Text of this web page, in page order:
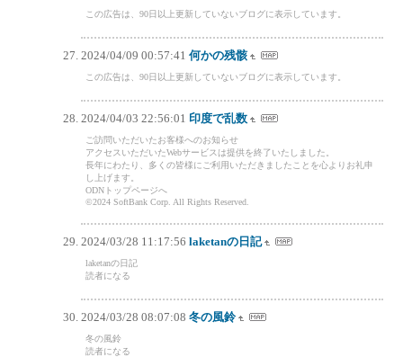
この広告は、90日以上更新していないブログに表示しています。
2024/04/09 00:57:41 何かの残骸
この広告は、90日以上更新していないブログに表示しています。
2024/04/03 22:56:01 印度で乱数
ご訪問いただいたお客様へのお知らせ
アクセスいただいたWebサービスは提供を終了いたしました。
長年にわたり、多くの皆様にご利用いただきましたことを心よりお礼申
し上げます。
ODNトップページへ
©2024 SoftBank Corp. All Rights Reserved.
2024/03/28 11:17:56 laketanの日記
laketanの日記
読者になる
2024/03/28 08:07:08 冬の風鈴
冬の風鈴
読者になる